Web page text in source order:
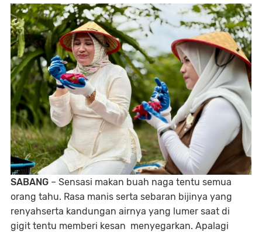
SABANG – Sensasi makan buah naga tentu semua
orang tahu. Rasa manis serta sebaran bijinya yang
renyahserta kandungan airnya yang lumer saat di
gigit tentu memberi kesan menyegarkan. Apalagi